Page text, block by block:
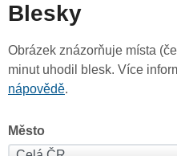
Blesky
Obrázek znázorňuje místa
minut uhodil blesk. Více
nápovědě.
Město